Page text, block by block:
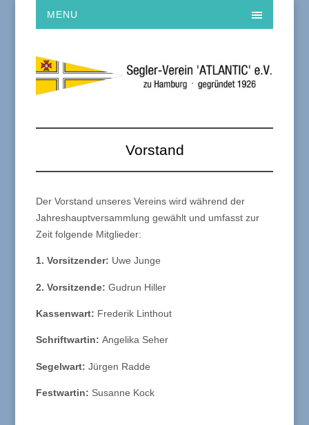
MENU
Vorstand
Der Vorstand unseres Vereins wird während der
Jahreshauptversammlung gewählt und umfasst zur
Zeit folgende Mitglieder:
1. Vorsitzender: Uwe Junge
2. Vorsitzende: Gudrun Hiller
Kassenwart: Frederik Linthout
Schriftwartin:Angelika Seher
Segelwart: Jürgen Radde
Festwartin: Susanne Kock